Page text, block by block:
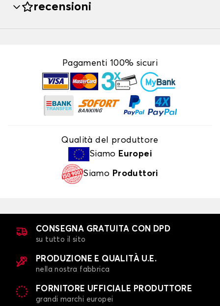
recensioni
Pagamenti 100% sicuri
Qualità del produttore
Siamo Europei
Siamo Produttori
CONSEGNA GRATUITA CON DPD
su tutto il sito
PRODUZIONE E QUALITÀ U.E.
nella nostra fabbrica
FORNITORE UFFICIALE PRODUTTORE
grandi marchi europei